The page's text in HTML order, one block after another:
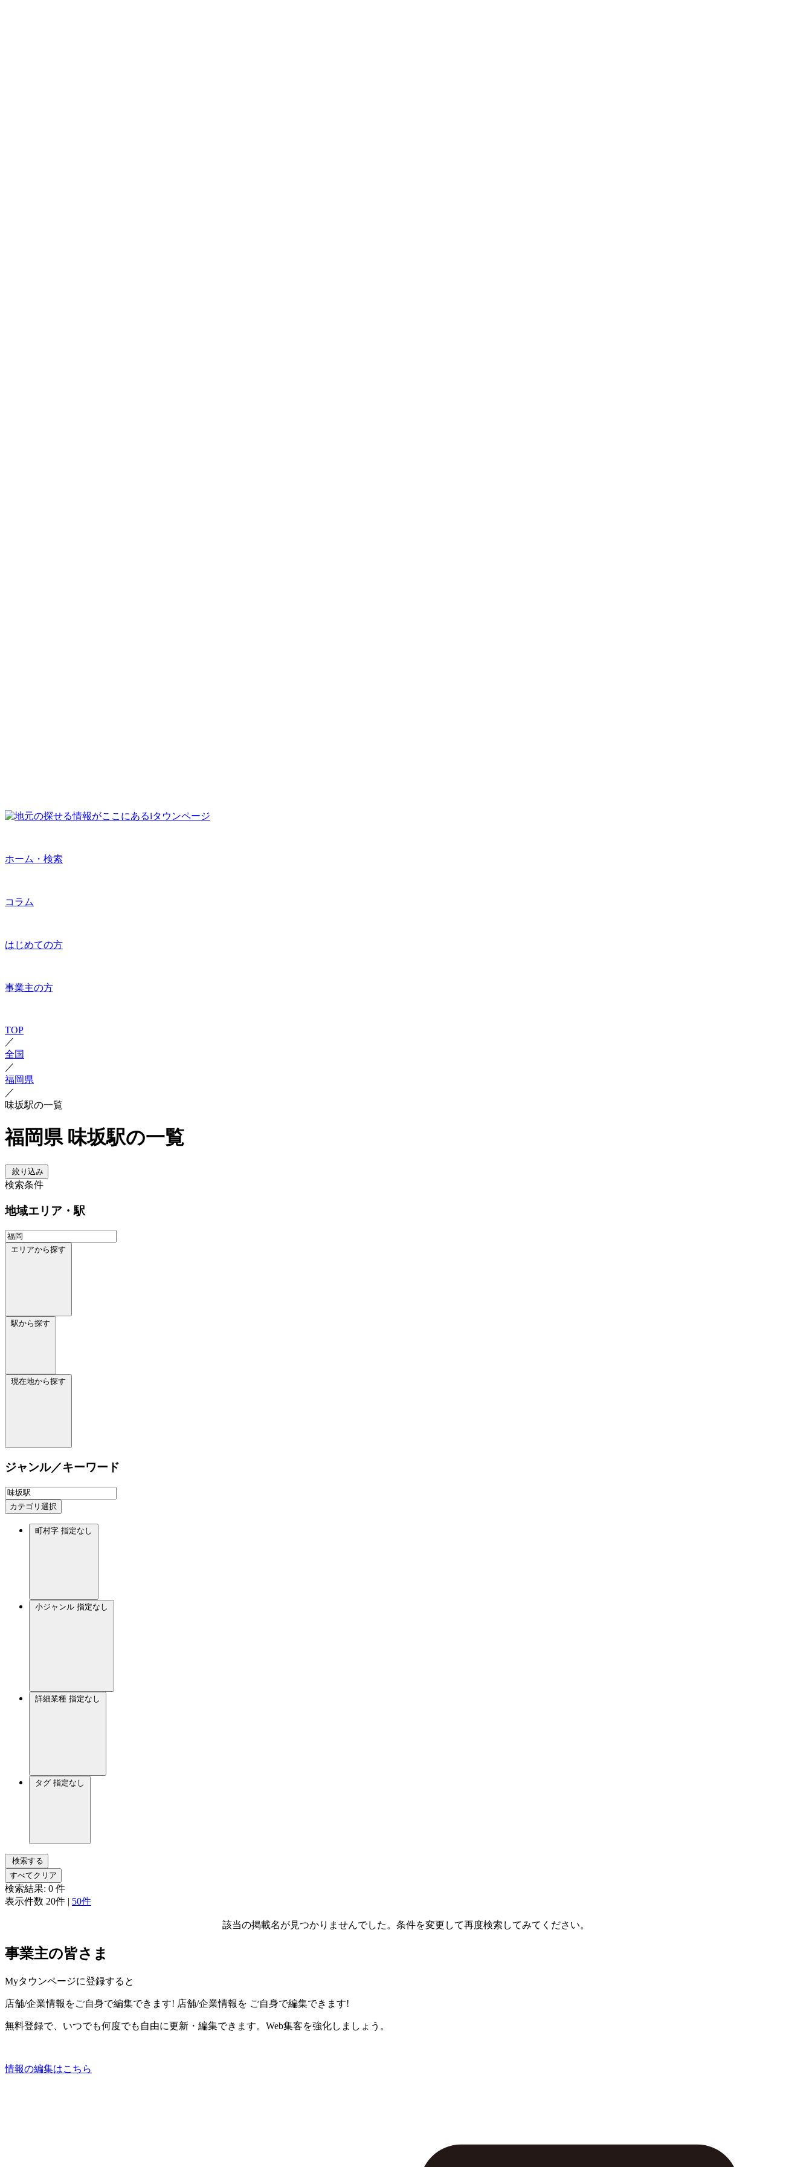
ホーム・検索
コラム
はじめての方
事業主の方
TOP
／
全国
／
福岡県
／
味坂駅の一覧
福岡県 味坂駅の一覧
絞り込み
検索条件
地域エリア・駅
エリアから探す
駅から探す
現在地から探す
ジャンル／キーワード
カテゴリ選択
町村字 指定なし
小ジャンル 指定なし
詳細業種 指定なし
タグ 指定なし
検索する
すべてクリア
検索結果: 0 件
表示件数 20件 | 50件
該当の掲載名が見つかりませんでした。条件を変更して再度検索してみてください。
事業主の皆さま
Myタウンページに登録すると
店舗/企業情報をご自身で編集できます! 店舗/企業情報を ご自身で編集できます!
無料登録で、いつでも何度でも自由に更新・編集できます。Web集客を強化しましょう。
情報の編集はこちら